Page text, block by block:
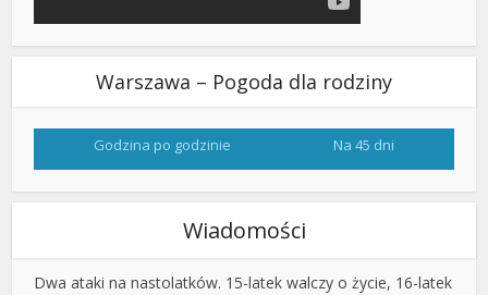
Warszawa – Pogoda dla rodziny
Godzina po godzinie Na 45 dni
Wiadomości
Dwa ataki na nastolatków. 15-latek walczy o życie, 16-latek